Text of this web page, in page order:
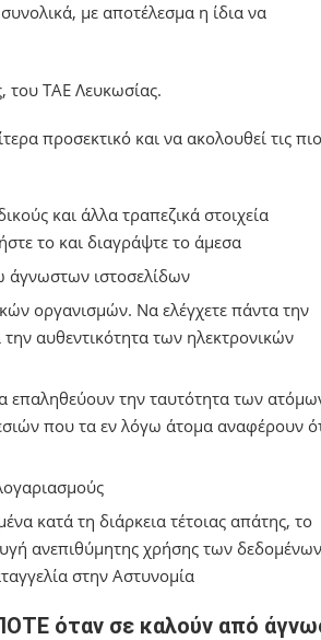
με αποτέλεσμα η ίδια να
του ΤΑΕ Λευκωσίας.
προσεκτικό και να ακολουθεί τις πιο
και άλλα τραπεζικά στοιχεία
το και διαγράψτε το άμεσα
άγνωστων ιστοσελίδων
οργανισμών. Να ελέγχετε πάντα την
αυθεντικότητα των ηλεκτρονικών
επαληθεύουν την ταυτότητα των
που τα εν λόγω άτομα αναφέρουν
κατά τη διάρκεια τέτοιας απάτης, το
ανεπιθύμητης χρήσης των
στην Αστυνομία
όταν σε καλούν από